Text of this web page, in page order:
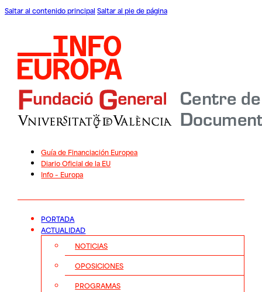
Saltar al contenido principal Saltar al pie de página
Guía de Financiación Europea
Diario Oficial de la EU
Info – Europa
PORTADA
ACTUALIDAD
NOTICIAS
OPOSICIONES
PROGRAMAS